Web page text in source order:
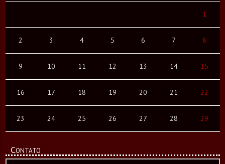
1
2 3 4 5 6 7 8
9 10 11 12 13 14 15
16 17 18 19 20 21 22
23 24 25 26 27 28 29
Contato